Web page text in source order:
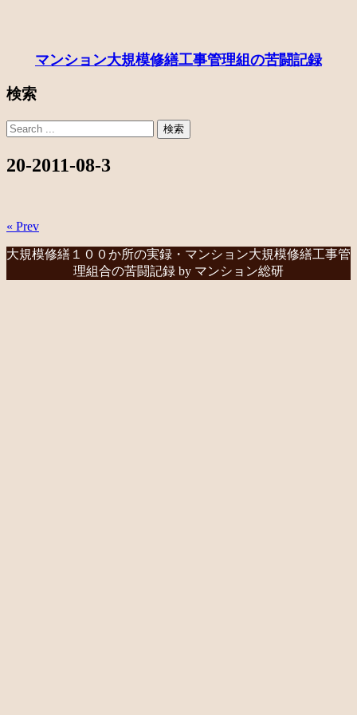
マンション大規模修繕工事管理組の苦闘記録
検索
20-2011-08-3
« Prev
大規模修繕１００か所の実録・マンション大規模修繕工事管
理組合の苦闘記録 by マンション総研